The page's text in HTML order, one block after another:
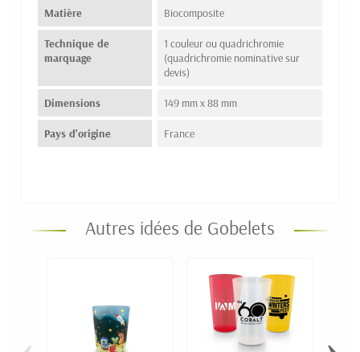
Matière Biocomposite
Technique de
marquage
1 couleur ou quadrichromie
(quadrichromie nominative sur
devis)
Dimensions 149 mm x 88 mm
Pays d'origine France
Autres idées de Gobelets